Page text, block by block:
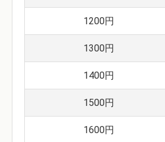
1200円
1300円
1400円
1500円
1600円